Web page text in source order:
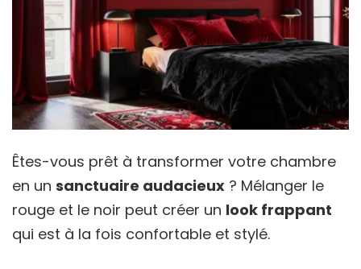
Êtes-vous prêt à transformer votre chambre
en un sanctuaire audacieux ? Mélanger le
rouge et le noir peut créer un look frappant
qui est à la fois confortable et stylé.